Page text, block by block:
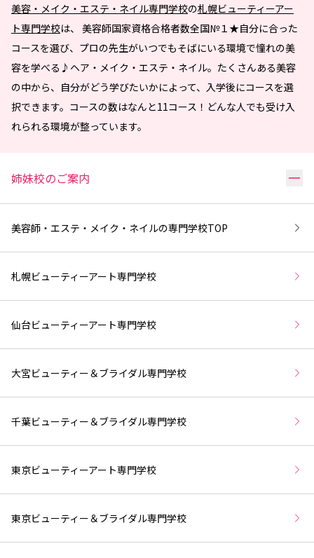
美容・メイク・エステ・ネイル専門学校の札幌ビューティーアー
ト専門学校は、 美容師国家資格合格者数全国№１★自分に合った
コースを選び、プロの先生がいつでもそばにいる環境で憧れの美
容を学べる♪ヘア・メイク・エステ・ネイル。たくさんある美容
の中から、自分がどう学びたいかによって、入学後にコースを選
択できます。コースの数はなんと11コース！どんな人でも受け入
れられる環境が整っています。
姉妹校のご案内 リ
美容師・エステ・メイク・ネイルの専門学校TOP
札幌ビューティーアート専門学校
仙台ビューティーアート専門学校
大宮ビューティー＆ブライダル専門学校
千葉ビューティー＆ブライダル専門学校
東京ビューティーアート専門学校
東京ビューティー＆ブライダル専門学校